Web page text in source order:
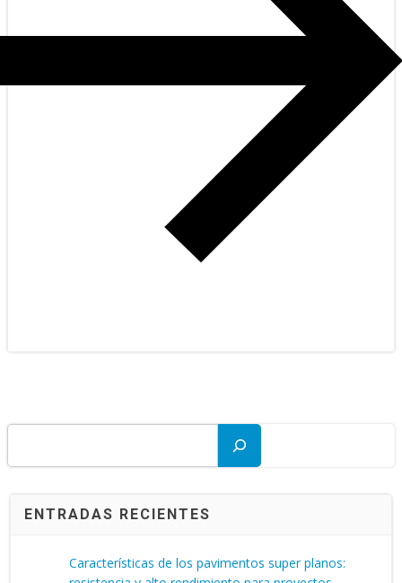
ENTRADAS RECIENTES
Características de los pavimentos super planos: